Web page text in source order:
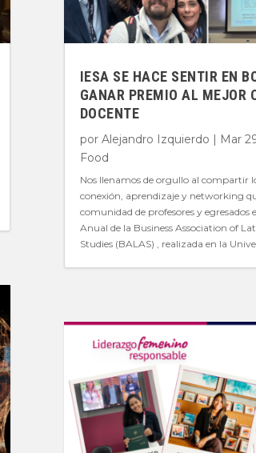
IESA SE HACE SENTIR EN
GANAR PREMIO AL MEJOR
DOCENTE
por Alejandro Izquierdo | Mar
Food
Nos llenamos de orgullo al compartir
conexión, aprendizaje y networking
comunidad de profesores y egresados
Anual de la Business Association of
Studies (BALAS) , realizada en la